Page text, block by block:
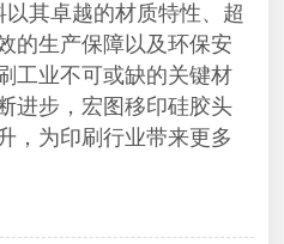
其卓越的材质特性、超
的生产保障以及环保安
工业不可或缺的关键材
进步，宏图移印硅胶头
，为印刷行业带来更多